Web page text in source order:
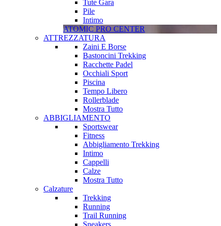
Tute Gara
Pile
Intimo
ATOMIC PRO CENTER
ATTREZZATURA
Zaini E Borse
Bastoncini Trekking
Racchette Padel
Occhiali Sport
Piscina
Tempo Libero
Rollerblade
Mostra Tutto
ABBIGLIAMENTO
Sportswear
Fitness
Abbigliamento Trekking
Intimo
Cappelli
Calze
Mostra Tutto
Calzature
Trekking
Running
Trail Running